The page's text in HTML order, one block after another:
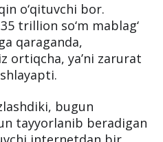
o‘qituvchi bor.
trillion so‘m mablag‘
qaraganda,
ortiqcha, ya’ni zarurat
bugun
tayyorlanib beradigan